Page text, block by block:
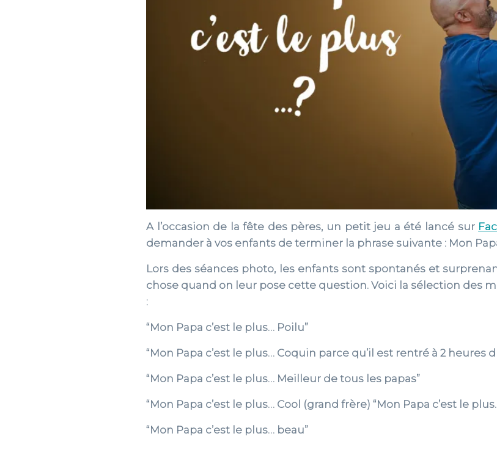
A l’occasion de la fête des pères, un petit jeu a été lancé sur
demander à vos enfants de terminer la phrase suivante : Mon
Lors des séances photo, les enfants sont spontanés et
chose quand on leur pose cette question. Voici la sélection des
:
“Mon Papa c’est le plus… Poilu”
“Mon Papa c’est le plus… Coquin parce qu’il est rentré à 2 heures
“Mon Papa c’est le plus… Meilleur de tous les papas”
“Mon Papa c’est le plus… Cool (grand frère) “Mon Papa c’est le
“Mon Papa c’est le plus… beau”